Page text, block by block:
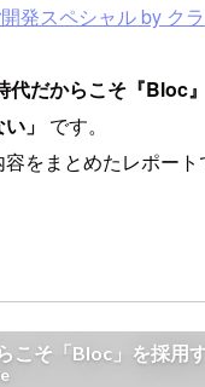
発スペシャル by ク
代だからこそ『Bloc
」 です。
をまとめたレポート